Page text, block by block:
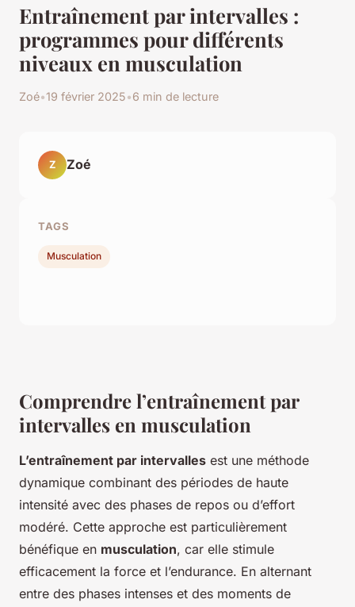
Entraînement par intervalles :
programmes pour différents
niveaux en musculation
Zoé•19 février 2025•6 min de lecture
Comprendre l’entraînement par
intervalles en musculation
L’entraînement par intervalles est une méthode
dynamique combinant des périodes de haute
intensité avec des phases de repos ou d’effort
modéré. Cette approche est particulièrement
bénéfique en musculation, car elle stimule
efficacement la force et l’endurance. En alternant
entre des phases intenses et des moments de
Z Zoé
TAGS
Musculation